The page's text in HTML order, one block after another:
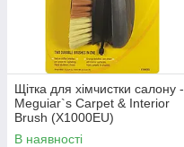
Щітка для хімчистки салону -
Meguiar`s Carpet & Interior
Brush (X1000EU)
В наявності